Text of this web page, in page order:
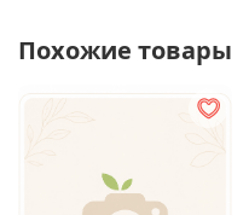
Похожие товары